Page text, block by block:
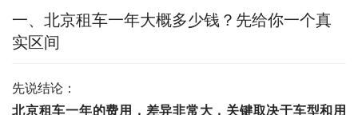
一、北京租车一年大概多少钱？先给你一个真
实区间
先说结论：
北京租车一年的费用，差异非常大，关键取决于车型和用